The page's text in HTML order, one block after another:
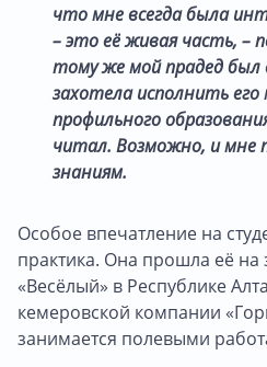
что мне всегда была
– это её живая часть, –
тому же мой прадед был
захотела исполнить
профильного
читал. Возможно, и мне
знаниям.
Особое впечатление на
практика. Она прошла её на
«Весёлый» в Республике
кемеровской компании
занимается полевыми